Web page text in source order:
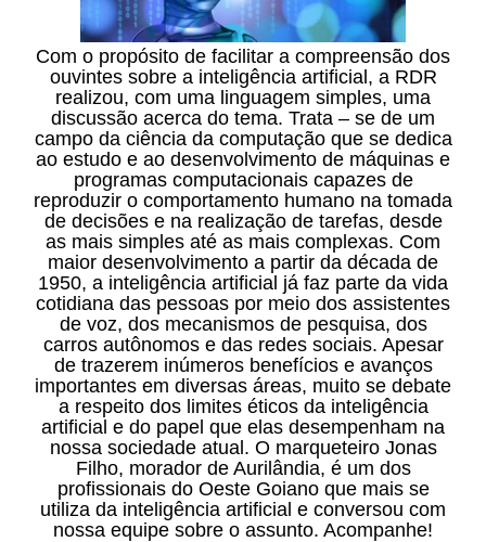
Com o propósito de facilitar a compreensão dos
ouvintes sobre a inteligência artificial, a RDR
realizou, com uma linguagem simples, uma
discussão acerca do tema. Trata – se de um
campo da ciência da computação que se dedica
ao estudo e ao desenvolvimento de máquinas e
programas computacionais capazes de
reproduzir o comportamento humano na tomada
de decisões e na realização de tarefas, desde
as mais simples até as mais complexas. Com
maior desenvolvimento a partir da década de
1950, a inteligência artificial já faz parte da vida
cotidiana das pessoas por meio dos assistentes
de voz, dos mecanismos de pesquisa, dos
carros autônomos e das redes sociais. Apesar
de trazerem inúmeros benefícios e avanços
importantes em diversas áreas, muito se debate
a respeito dos limites éticos da inteligência
artificial e do papel que elas desempenham na
nossa sociedade atual. O marqueteiro Jonas
Filho, morador de Aurilândia, é um dos
profissionais do Oeste Goiano que mais se
utiliza da inteligência artificial e conversou com
nossa equipe sobre o assunto. Acompanhe!